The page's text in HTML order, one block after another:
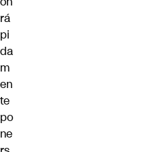
rá
pi
da
m
en
te
po
ne